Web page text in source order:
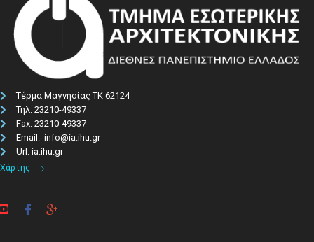
Τέρμα Μαγνησίας ΤΚ 62124
Τηλ: 23210-49337​
Fax: 23210-49337
Email: info@ia.ihu.gr
Url: ia.ihu.gr
Χάρτης